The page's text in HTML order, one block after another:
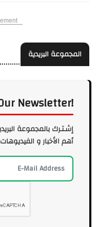
المجموعة البريدية
Newsletter!
إشـتـرك بالمجموعة
أهم الأخبار و